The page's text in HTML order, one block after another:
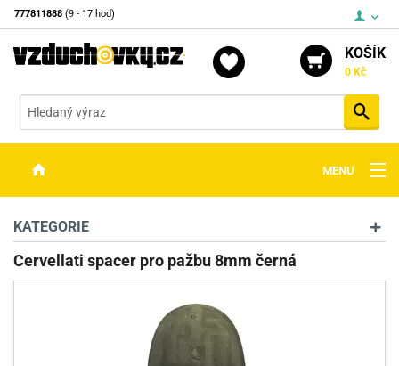
777811888 (9 - 17 hod)
KOŠÍK
0 Kč
MENU
OPTIKA
STŘELIVO
KATEGORIE
Cervellati spacer pro pažbu 8mm černá